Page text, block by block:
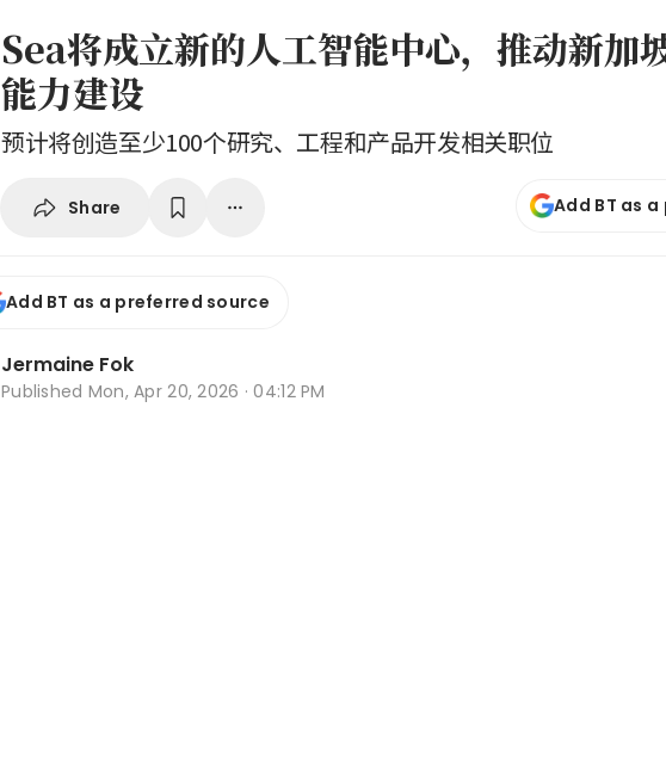
Sea将成立新的人工智能中心，推动新加
能力建设
预计将创造至少100个研究、工程和产品开发相关职位
Share Add BT as
Add BT as a preferred source
Jermaine Fok
Published Mon, Apr 20, 2026 · 04:12 PM